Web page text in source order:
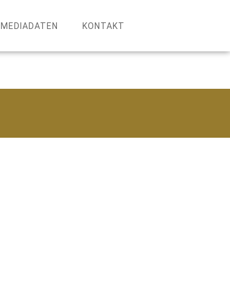
MEDIADATEN KONTAKT